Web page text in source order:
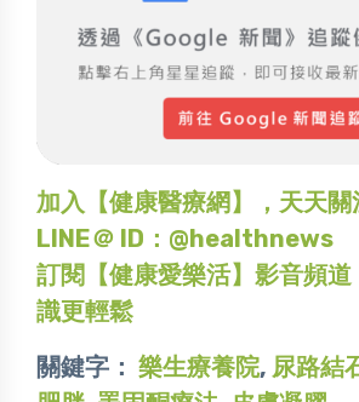
加入【健康醫療網】，天天關
LINE＠ ID：@healthnews
訂閱【健康愛樂活】影音頻
識更輕鬆
關鍵字： 樂生療養院, 尿路結